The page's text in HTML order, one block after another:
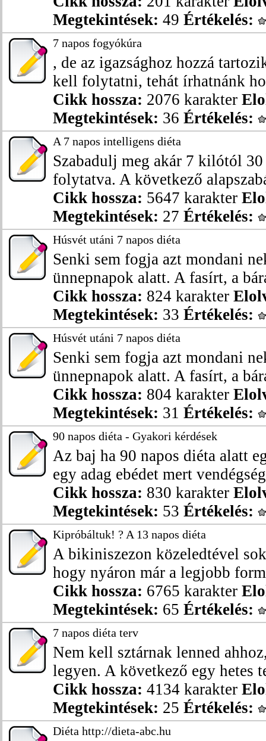
Megtekintések: 49 Értékelés:
7 napos fogyókúra
, de az igazsághoz hozzá
kell folytatni, tehát írhatnánk
Cikk hossza: 2076 karakter
Megtekintések: 36 Értékelés:
A 7 napos intelligens diéta
Szabadulj meg akár 7 kilótól
folytatva. A következő
Cikk hossza: 5647 karakter
Megtekintések: 27 Értékelés:
Húsvét utáni 7 napos diéta
Senki sem fogja azt mondani
ünnepnapok alatt. A fasírt, a
Cikk hossza: 824 karakter
Megtekintések: 33 Értékelés:
Húsvét utáni 7 napos diéta
Senki sem fogja azt mondani
ünnepnapok alatt. A fasírt, a
Cikk hossza: 804 karakter
Megtekintések: 31 Értékelés:
90 napos diéta - Gyakori kérdések
Az baj ha 90 napos diéta alatt
egy adag ebédet mert
Cikk hossza: 830 karakter
Megtekintések: 53 Értékelés:
Kipróbáltuk! ? A 13 napos diéta
A bikiniszezon közeledtével
hogy nyáron már a legjobb
Cikk hossza: 6765 karakter
Megtekintések: 65 Értékelés:
7 napos diéta terv
Nem kell sztárnak lenned
legyen. A következő egy hetes
Cikk hossza: 4134 karakter
Megtekintések: 25 Értékelés:
Diéta http://dieta-abc.hu